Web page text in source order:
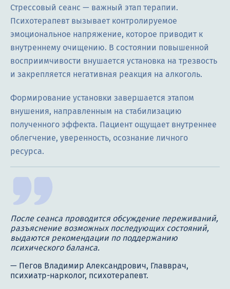
Стрессовый сеанс — важный этап терапии.
Психотерапевт вызывает контролируемое
эмоциональное напряжение, которое приводит к
внутреннему очищению. В состоянии повышенной
восприимчивости внушается установка на трезвость
и закрепляется негативная реакция на алкоголь.
Формирование установки завершается этапом
внушения, направленным на стабилизацию
полученного эффекта. Пациент ощущает внутреннее
облегчение, уверенность, осознание личного
ресурса.
После сеанса проводится обсуждение переживаний,
разъяснение возможных последующих состояний,
выдаются рекомендации по поддержанию
психического баланса.